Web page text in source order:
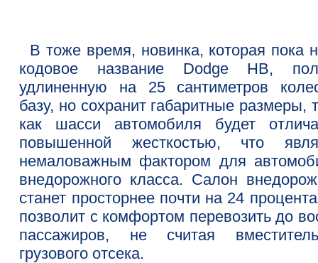
В тоже время, новинка, которая пока
кодовое название Dodge HB,
удлиненную на 25 сантиметров
базу, но сохранит габаритные размеры,
как шасси автомобиля будет
повышенной жесткостью, что
немаловажным фактором для
внедорожного класса. Салон
станет просторнее почти на 24
позволит с комфортом перевозить до
пассажиров, не считая
грузового отсека.